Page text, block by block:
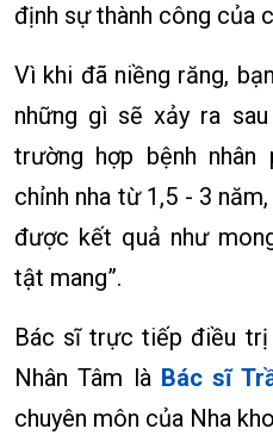
định sự thành công của
Vì khi đã niềng răng,
những gì sẽ xảy ra
trường hợp bệnh
chỉnh nha từ 1,5 - 3
được kết quả như
tật mang”.
Bác sĩ trực tiếp điều trị
Nhân Tâm là Bác sĩ
chuyên môn của Nha